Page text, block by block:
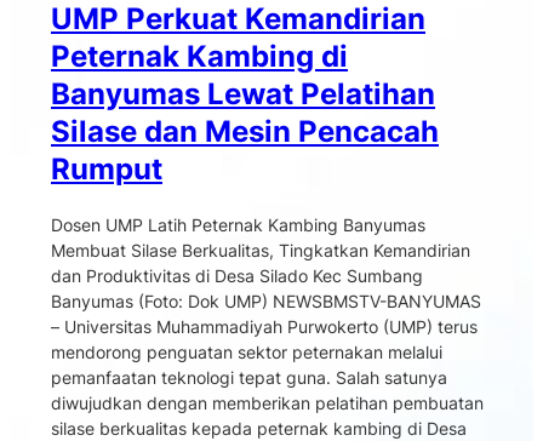
UMP Perkuat Kemandirian
Peternak Kambing di
Banyumas Lewat Pelatihan
Silase dan Mesin Pencacah
Rumput
Dosen UMP Latih Peternak Kambing Banyumas
Membuat Silase Berkualitas, Tingkatkan Kemandirian
dan Produktivitas di Desa Silado Kec Sumbang
Banyumas (Foto: Dok UMP) NEWSBMSTV-BANYUMAS
– Universitas Muhammadiyah Purwokerto (UMP) terus
mendorong penguatan sektor peternakan melalui
pemanfaatan teknologi tepat guna. Salah satunya
diwujudkan dengan memberikan pelatihan pembuatan
silase berkualitas kepada peternak kambing di Desa